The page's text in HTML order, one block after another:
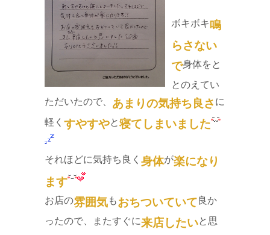
ボキボキ鳴
らさない
で身体をと
とのえてい
ただいたので、 あまりの気持ち良さ に
軽く すやすやと寝てしまいました
それほどに気持ち良く 身体が楽になり
ます
お店の雰囲気もおちついていて良か
ったので、またすぐに来店したいと思